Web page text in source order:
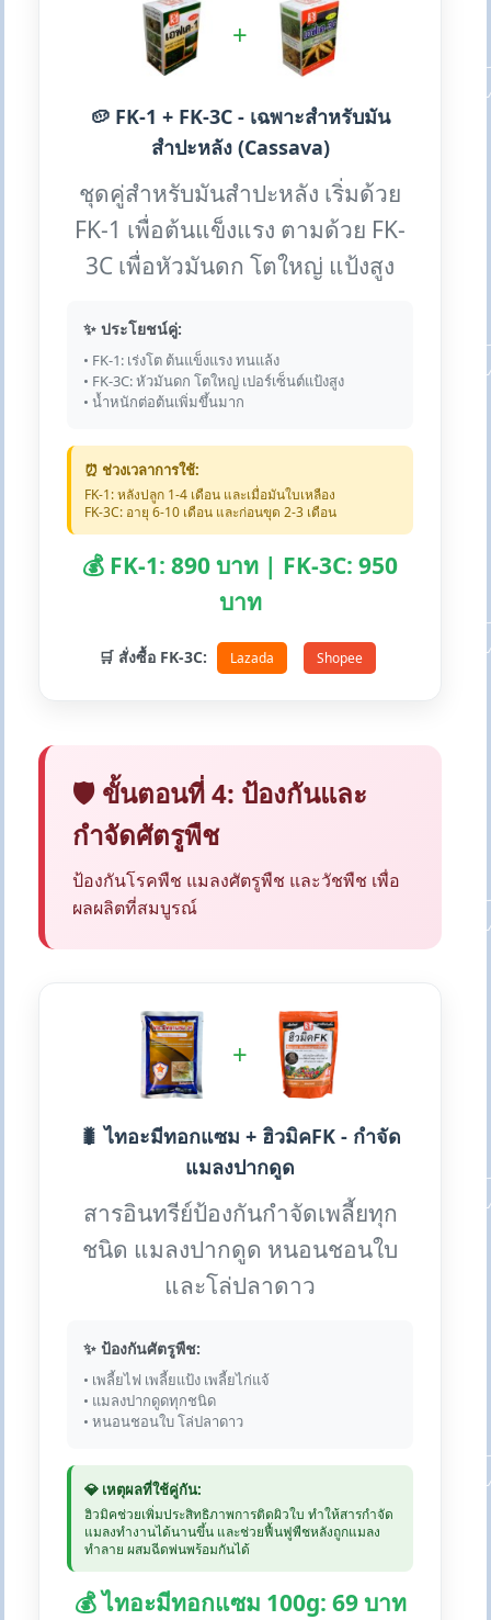
+
🥔 FK-1 + FK-3C - เฉพาะสำหรับมัน
สำปะหลัง (Cassava)
ชุดคู่สำหรับมันสำปะหลัง เริ่มด้วย
FK-1 เพื่อต้นแข็งแรง ตามด้วย FK-
3C เพื่อหัวมันดก โตใหญ่ แป้งสูง
✨ ประโยชน์คู่:
• FK-1: เร่งโต ต้นแข็งแรง ทนแล้ง
• FK-3C: หัวมันดก โตใหญ่ เปอร์เซ็นต์แป้งสูง
• น้ำหนักต่อต้นเพิ่มขึ้นมาก
⏰ ช่วงเวลาการใช้:
FK-1: หลังปลูก 1-4 เดือน และเมื่อมันใบเหลือง
FK-3C: อายุ 6-10 เดือน และก่อนขุด 2-3 เดือน
💰 FK-1: 890 บาท | FK-3C: 950
บาท
🛒 สั่งซื้อ FK-3C: Lazada Shopee
🛡️ ขั้นตอนที่ 4: ป้องกันและ
กำจัดศัตรูพืช
ป้องกันโรคพืช แมลงศัตรูพืช และวัชพืช เพื่อ
ผลผลิตที่สมบูรณ์
+
🐛 ไทอะมีทอกแซม + ฮิวมิคFK - กำจัด
แมลงปากดูด
สารอินทรีย์ป้องกันกำจัดเพลี้ยทุก
ชนิด แมลงปากดูด หนอนชอนใบ
และโล่ปลาดาว
✨ ป้องกันศัตรูพืช:
• เพลี้ยไฟ เพลี้ยแป้ง เพลี้ยไก่แจ้
• แมลงปากดูดทุกชนิด
• หนอนชอนใบ โล่ปลาดาว
💎 เหตุผลที่ใช้คู่กัน:
ฮิวมิคช่วยเพิ่มประสิทธิภาพการติดผิวใบ ทำให้สารกำจัด
แมลงทำงานได้นานขึ้น และช่วยฟื้นฟูพืชหลังถูกแมลง
ทำลาย ผสมฉีดพ่นพร้อมกันได้
💰 ไทอะมีทอกแซม 100g: 69 บาท